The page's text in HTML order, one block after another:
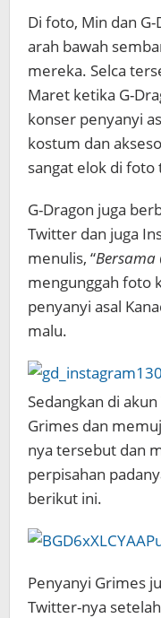
Di foto, Min dan
arah bawah
mereka. Selca
Maret ketika G-
konser penyanyi
kostum dan
sangat elok di
G-Dragon juga
Twitter dan juga
menulis, “Bersama
mengunggah foto
penyanyi asal
malu.
Sedangkan di
Grimes dan
nya tersebut dan
perpisahan
berikut ini.
Penyanyi Grimes
Twitter-nya